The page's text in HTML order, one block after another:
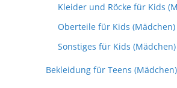
Kleider und Röcke für Kids
Oberteile für Kids (Mädchen)
Sonstiges für Kids (Mädchen)
Bekleidung für Teens (Mädchen)